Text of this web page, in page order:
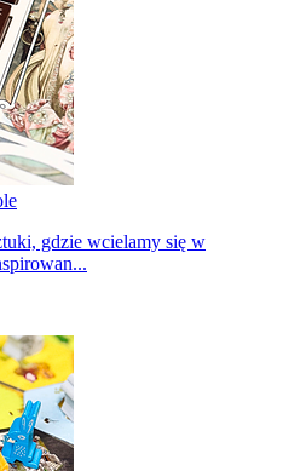
gdzie wcielamy się w